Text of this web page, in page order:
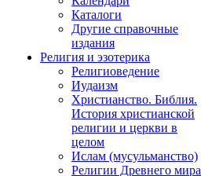
Каталоги
Другие справочные
издания
Религия и эзотерика
Религиоведение
Иудаизм
Христианство. Библия.
История христианской
религии и церкви в
целом
Ислам (мусульманство)
Религии Древнего мира